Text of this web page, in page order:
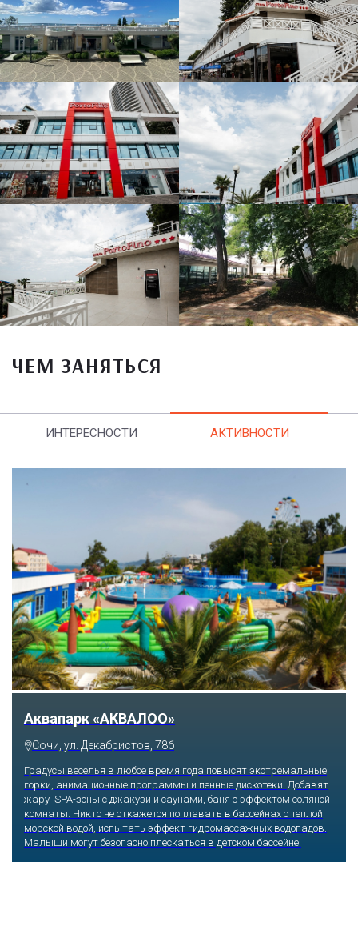
ЧЕМ ЗАНЯТЬСЯ
ИНТЕРЕСНОСТИ АКТИВНОСТИ
Тематический парк развлечений «Сочи
Парк»
Сочи, Олимпийский проспект, 21
Оказавшись здесь, словно попадаешь в сказку: встречаешь
любимых героев русского фольклора, получаешь возможность
сколько душе угодно кататься на аттракционах европейского
уровня. Гости участвуют в увлекательных квестах и творческих